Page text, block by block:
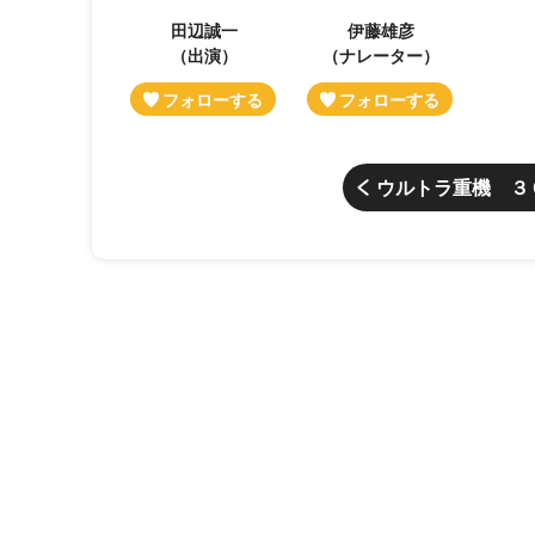
田辺誠一
（出演）
伊藤雄彦
（ナレーター）
ウルトラ重機 ３